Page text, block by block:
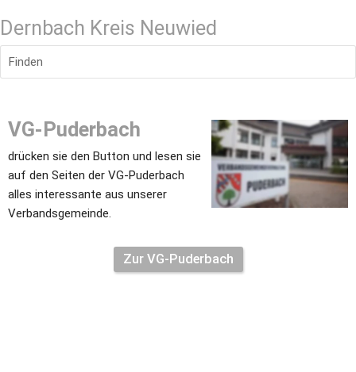
Dernbach Kreis Neuwied
Finden
VG-Puderbach
drücken sie den Button und lesen sie
auf den Seiten der VG-Puderbach
alles interessante aus unserer
Verbandsgemeinde.
Zur VG-Puderbach